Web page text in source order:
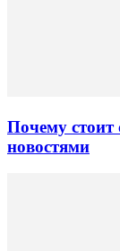
Почему стоит
новостями